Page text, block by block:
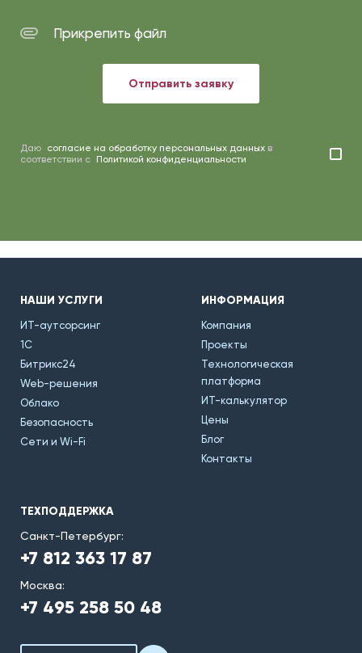
Прикрепить файл
Отправить заявку
Даю согласие на обработку персональных данных в
соответствии с Политикой конфиденциальности
НАШИ УСЛУГИ
ИТ-аутсорсинг
1С
Битрикс24
Web-решения
Облако
Безопасность
Сети и Wi-Fi
ИНФОРМАЦИЯ
Компания
Проекты
Технологическая
платформа
ИТ-калькулятор
Цены
Блог
Контакты
ТЕХПОДДЕРЖКА
Санкт-Петербург:
+7 812 363 17 87
Москва:
+7 495 258 50 48